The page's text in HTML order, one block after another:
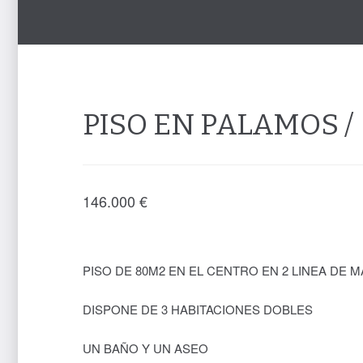
PISO EN PALAMOS /
146.000 €
PISO DE 80M2 EN EL CENTRO EN 2 LINEA DE
DISPONE DE 3 HABITACIONES DOBLES
UN BAÑO Y UN ASEO